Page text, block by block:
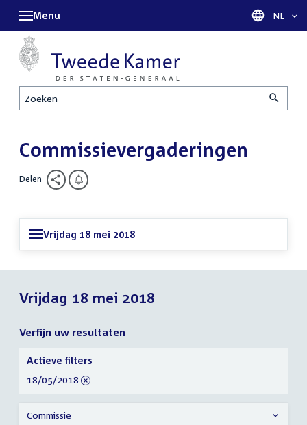
Zoeken
Menu Taal
NL
Commissievergaderingen
Delen
Vrijdag 18 mei 2018
Vrijdag 18 mei 2018
Verfijn uw resultaten
Verfijn
uw
resultaten
Actieve filters
verwijder
18/05/2018
Commissie